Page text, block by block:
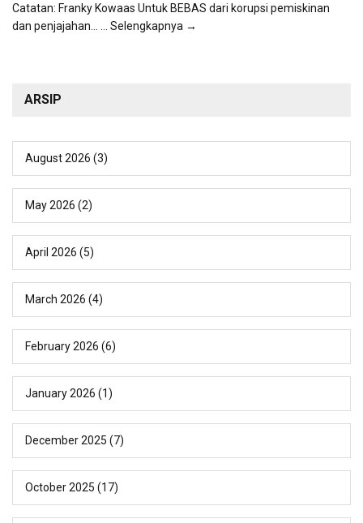
Catatan: Franky Kowaas Untuk BEBAS dari korupsi pemiskinan
dan penjajahan...
... Selengkapnya →
ARSIP
August 2026 (3)
May 2026 (2)
April 2026 (5)
March 2026 (4)
February 2026 (6)
January 2026 (1)
December 2025 (7)
October 2025 (17)